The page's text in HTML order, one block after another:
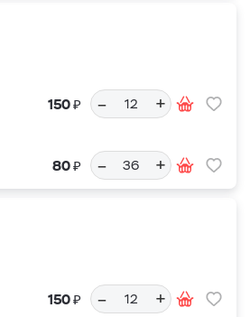
150₽ – +
80₽ – +
150₽ – +